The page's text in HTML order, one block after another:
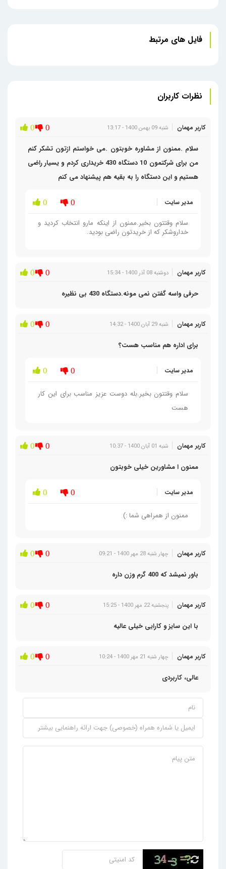
فایل های مرتبط
نظرات کاربران
کاربر مهمان شنبه 09 بهمن 1400 - 13:17 0 0
سلام .ممنون از مشاوره خوبتون .می خواستم ازتون تشکر کنم
من برای شرکتمون 10 دستگاه 430 خریداری کردم و یسیار راضی
هستیم و این دستگاه را به بقیه هم پیشنهاد می کنم
مدیر سایت 0 0
سلام وقتتون بخیر.ممنون از اینکه مارو انتخاب کردید و
خداروشکر که از خریدتون راضی بودید.
کاربر مهمان دوشنبه 08 آذر 1400 - 15:34 0 0
حرفی واسه گفتن نمی مونه.دستگاه 430 بی نظیره
کاربر مهمان شنبه 29 آبان 1400 - 14:32 0 0
برای اداره هم مناسب هست؟
مدیر سایت 0 0
سلام وقتتون بخیر.بله دوست عزیز مناسب برای این کار
هست
کاربر مهمان شنبه 01 آبان 1400 - 10:37 0 0
ممنون ا مشاورین خیلی خوبتون
مدیر سایت 0 0
ممنون از همراهی شما :)
کاربر مهمان چهار شنبه 28 مهر 1400 - 09:21 0 0
باور نمیشد که 400 گرم وزن داره
کاربر مهمان پنجشنبه 22 مهر 1400 - 15:25 0 0
با این سایز و کارایی خیلی عالیه
کاربر مهمان چهار شنبه 21 مهر 1400 - 10:24 0 0
عالی، کاربردی